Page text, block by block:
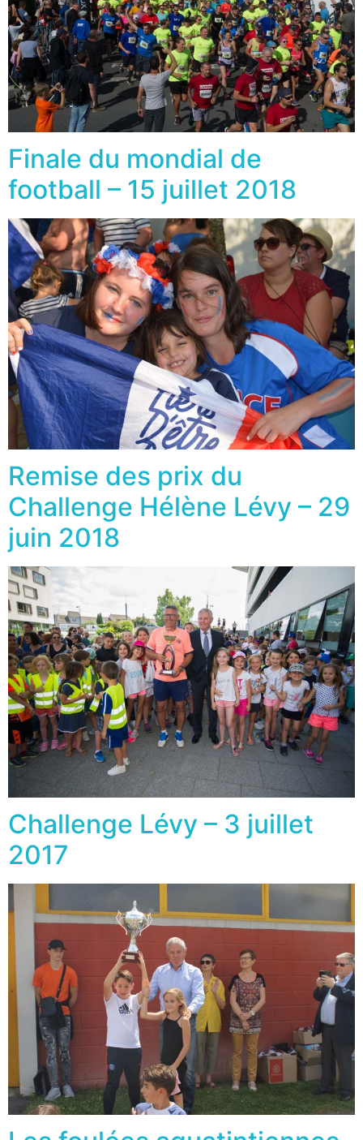
Finale du mondial de
football – 15 juillet 2018
Remise des prix du
Challenge Hélène Lévy – 29
juin 2018
Challenge Lévy – 3 juillet
2017